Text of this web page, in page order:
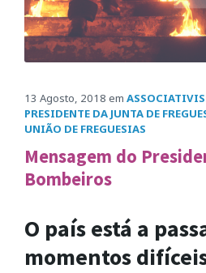
13 Agosto, 2018 em
PRESIDENTE DA JUNTA DE
UNIÃO DE FREGUESIAS
Mensagem do
Bombeiros
O país está a
momentos